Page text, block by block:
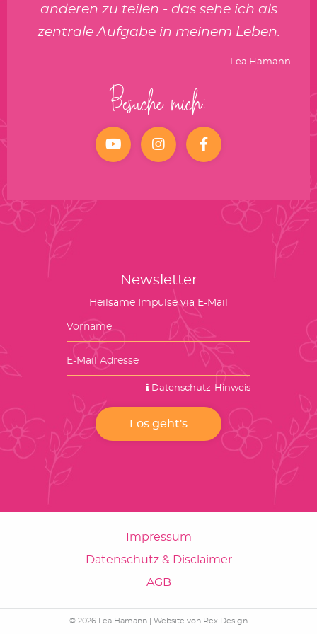
anderen zu teilen - das sehe ich als
zentrale Aufgabe in meinem Leben.
Lea Hamann
Besuche mich:
YouTube Instagramfacebook
Newsletter
Heilsame Impulse via E-Mail
Datenschutz-Hinweis
Impressum
Datenschutz & Disclaimer
AGB
© 2026 Lea Hamann | Website von Rex Design